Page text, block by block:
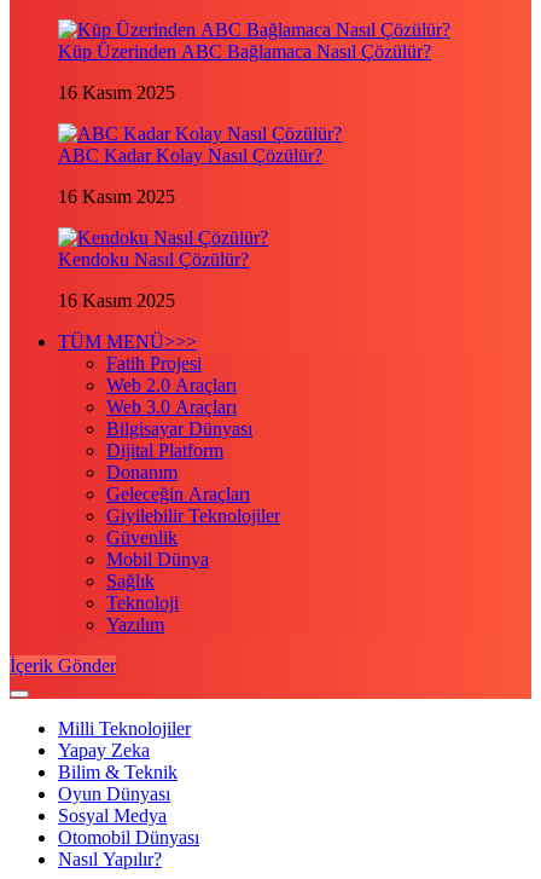
Küp Üzerinden ABC Bağlamaca Nasıl Çözülür?
16 Kasım 2025
ABC Kadar Kolay Nasıl Çözülür?
16 Kasım 2025
Kendoku Nasıl Çözülür?
16 Kasım 2025
TÜM MENÜ>>>
Fatih Projesi
Web 2.0 Araçları
Web 3.0 Araçları
Bilgisayar Dünyası
Dijital Platform
Donanım
Geleceğin Araçları
Giyilebilir Teknolojiler
Güvenlik
Mobil Dünya
Sağlık
Teknoloji
Yazılım
İçerik Gönder
Milli Teknolojiler
Yapay Zeka
Bilim & Teknik
Oyun Dünyası
Sosyal Medya
Otomobil Dünyası
Nasıl Yapılır?